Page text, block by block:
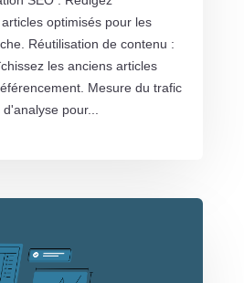
optimisés pour les
Réutilisation de contenu :
les anciens articles
Mesure du trafic
pour...